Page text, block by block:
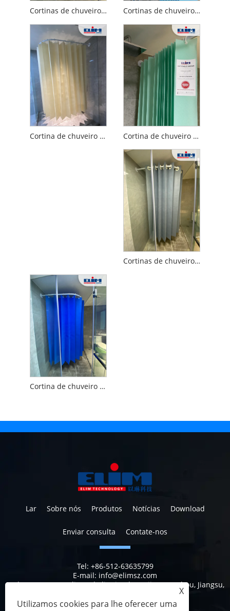
Cortinas de chuveiro descartáveis ​​com ganchos de anel Cortinas de chuveiro descartáveis ​​comerciais
Cortina de chuveiro de tecido branco de polipropileno à prova d'água Cortina de chuveiro de plástico com ganchos
Cortinas de chuveiro descartáveis ​​não tecidas à prova de mofo
Cortina de chuveiro de tecido têxtil de polipropileno para banheiro
Lar Sobre nós Produtos Notícias Download
Enviar consulta Contate-nos
Tel: +86-512-63635799
E-mail: info@elimsz.com
Endereço:629, Yunli Road, distrito de Wujiang, Suzhou, Jiangsu,
X
Utilizamos cookies para lhe oferecer uma